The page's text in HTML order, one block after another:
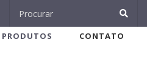
PRODUTOS CONTATO